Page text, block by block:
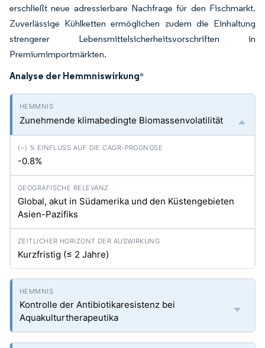
erschließt neue adressierbare Nachfrage für den Fischmarkt.
Zuverlässige Kühlketten ermöglichen zudem die Einhaltung
strengerer Lebensmittelsicherheitsvorschriften in
Premiumimportmärkten.
Analyse der Hemmniswirkung*
Zunehmende klimabedingte Biomassenvolatilität
-0.8%
Global, akut in Südamerika und den Küstengebieten
Asien-Pazifiks
Kurzfristig (≤ 2 Jahre)
Kontrolle der Antibiotikaresistenz bei
Aquakulturtherapeutika